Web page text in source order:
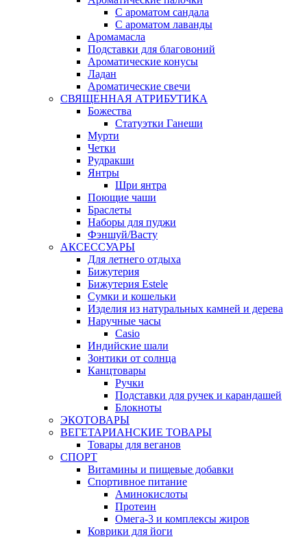
С ароматом сандала
С ароматом лаванды
Аромамасла
Подставки для благовоний
Ароматические конусы
Ладан
Ароматические свечи
СВЯЩЕННАЯ АТРИБУТИКА
Божества
Статуэтки Ганеши
Мурти
Четки
Рудракши
Янтры
Шри янтра
Поющие чаши
Браслеты
Наборы для пуджи
Фэншуй/Васту
АКСЕССУАРЫ
Для летнего отдыха
Бижутерия
Бижутерия Estele
Сумки и кошельки
Изделия из натуральных камней и дерева
Наручные часы
Casio
Индийские шали
Зонтики от солнца
Канцтовары
Ручки
Подставки для ручек и карандашей
Блокноты
ЭКОТОВАРЫ
ВЕГЕТАРИАНСКИЕ ТОВАРЫ
Товары для веганов
СПОРТ
Витамины и пищевые добавки
Спортивное питание
Аминокислоты
Протеин
Омега-3 и комплексы жиров
Коврики для йоги